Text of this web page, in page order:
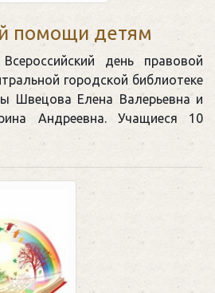
помощи детям
день правовой
городской библиотеке
Швецова Елена Валерьевна и
Андреевна. Учащиеся 10